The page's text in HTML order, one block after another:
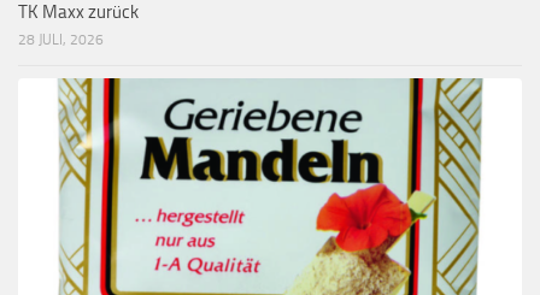
TK Maxx zurück
28 JULI, 2026